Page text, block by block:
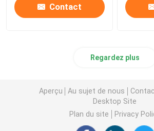
Contact
Regardez plus
Aperçu Au sujet de nous
Desktop Site
Plan du site
Privacy